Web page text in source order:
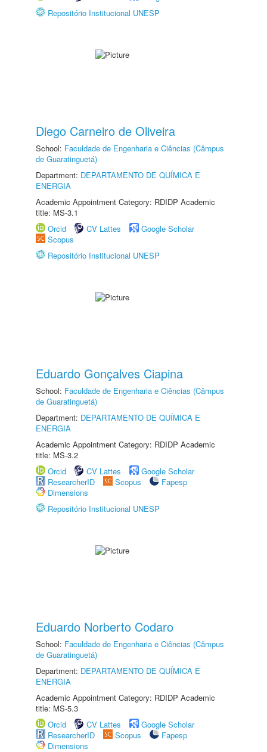
Repositório Institucional UNESP
Diego Carneiro de Oliveira
School: Faculdade de Engenharia e Ciências (Câmpus
de Guaratinguetá)
Department: DEPARTAMENTO DE QUÍMICA E
ENERGIA
Academic Appointment Category: RDIDP Academic
title: MS-3.1
Orcid
CV Lattes
Google Scholar
Scopus
Repositório Institucional UNESP
Eduardo Gonçalves Ciapina
School: Faculdade de Engenharia e Ciências (Câmpus
de Guaratinguetá)
Department: DEPARTAMENTO DE QUÍMICA E
ENERGIA
Academic Appointment Category: RDIDP Academic
title: MS-3.2
Orcid
CV Lattes
Google Scholar
ResearcherID
Scopus
Fapesp
Dimensions
Repositório Institucional UNESP
Eduardo Norberto Codaro
School: Faculdade de Engenharia e Ciências (Câmpus
de Guaratinguetá)
Department: DEPARTAMENTO DE QUÍMICA E
ENERGIA
Academic Appointment Category: RDIDP Academic
title: MS-5.3
Orcid
CV Lattes
Google Scholar
ResearcherID
Scopus
Fapesp
Dimensions